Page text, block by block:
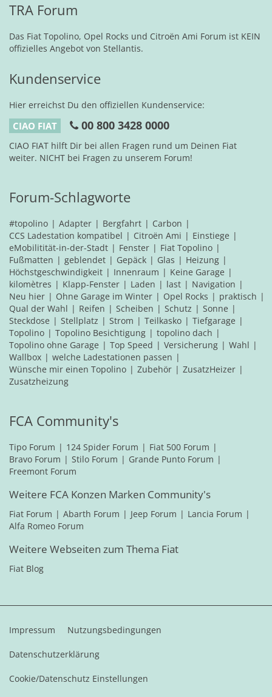
TRA Forum
Das Fiat Topolino, Opel Rocks und Citroën Ami Forum ist KEIN
offizielles Angebot von Stellantis.
Kundenservice
Hier erreichst Du den offiziellen Kundenservice:
CIAO FIAT 00 800 3428 0000
CIAO FIAT hilft Dir bei allen Fragen rund um Deinen Fiat
weiter. NICHT bei Fragen zu unserem Forum!
Forum-Schlagworte
#topolino Adapter Bergfahrt
Carbon
CCS Ladestation kompatibel
Citroën Ami
Einstiege
eMobilitität-in-der-Stadt
Fenster
Fiat Topolino
Fußmatten
geblendet Gepäck Glas
Heizung
Höchstgeschwindigkeit
Innenraum
Keine Garage
kilomètres
Klapp-Fenster Laden last
Navigation
Neu hier
Ohne Garage im Winter Opel Rocks
praktisch
Qual der Wahl
Reifen Scheiben Schutz
Sonne
Steckdose
Stellplatz Strom Teilkasko
Tiefgarage
Topolino
Topolino Besichtigung
topolino dach
Topolino ohne Garage
Top Speed Versicherung
Wahl
Wallbox
welche Ladestationen passen
Wünsche mir einen Topolino
Zubehör
ZusatzHeizer
Zusatzheizung
FCA Community's
Tipo Forum 124 Spider Forum
Fiat 500 Forum
Bravo Forum
Stilo Forum
Grande Punto Forum
Freemont Forum
Weitere FCA Konzen Marken Community's
Fiat Forum Abarth Forum Jeep Forum
Lancia Forum
Alfa Romeo Forum
Weitere Webseiten zum Thema Fiat
Fiat Blog
Impressum Nutzungsbedingungen
Datenschutzerklärung
Cookie/Datenschutz Einstellungen